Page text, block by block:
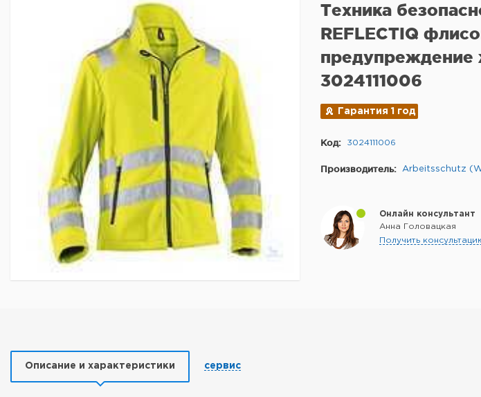
Техника
REFLECTIQ
предупреждение
3024111006
Гарантия 1 год
Код: 3024111006
Производитель: Arbeitsschutz
Онлайн консультант
Анна Головацкая
Получить
Описание и характеристики сервис